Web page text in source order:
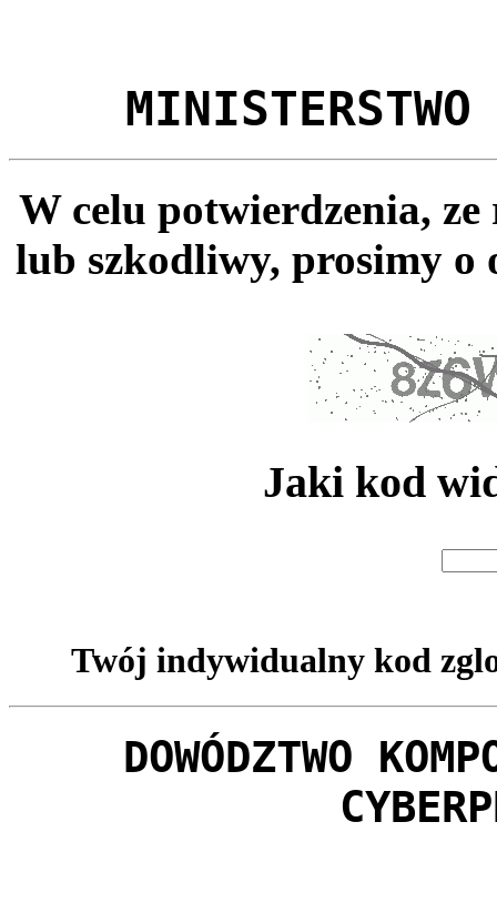
MINISTERSTWO
W celu potwierdzenia,
lub szkodliwy, prosimy o
Jaki kod
Twój indywidualny kod
DOWÓDZTWO